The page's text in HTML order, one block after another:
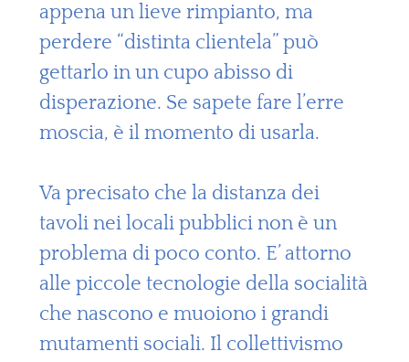
appena un lieve rimpianto, ma
perdere “distinta clientela” può
gettarlo in un cupo abisso di
disperazione. Se sapete fare l’erre
moscia, è il momento di usarla.
Va precisato che la distanza dei
tavoli nei locali pubblici non è un
problema di poco conto. E’ attorno
alle piccole tecnologie della socialità
che nascono e muoiono i grandi
mutamenti sociali. Il collettivismo